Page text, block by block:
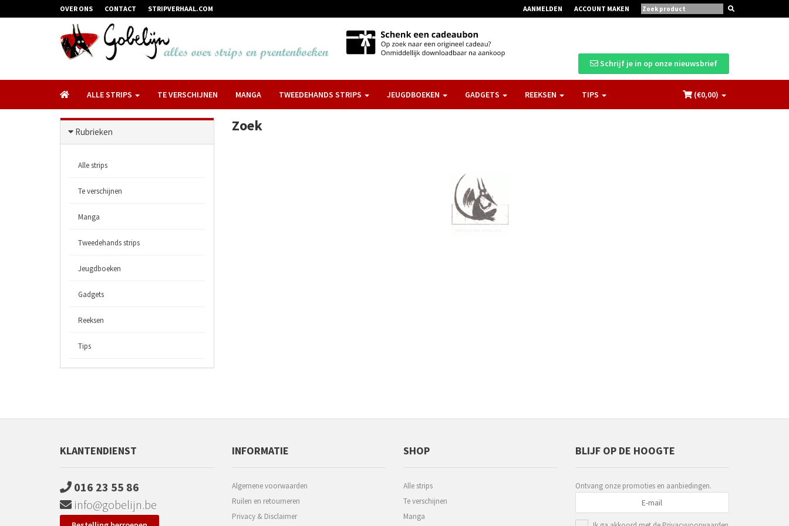
OVER ONS CONTACT STRIPVERHAAL.COM AANMELDEN ACCOUNT MAKEN
Schrijf je in op onze nieuwsbrief
ALLE STRIPS TE VERSCHIJNEN MANGA TWEEDEHANDS STRIPS JEUGDBOEKEN GADGETS REEKSEN TIPS (€0,00)
Rubrieken
Alle strips
Te verschijnen
Manga
Tweedehands strips
Jeugdboeken
Gadgets
Reeksen
Tips
Zoek
KLANTENDIENST
016 23 55 86
info@gobelijn.be
INFORMATIE
Algemene voorwaarden
Ruilen en retourneren
Privacy & Disclaimer
SHOP
Alle strips
Te verschijnen
Manga
BLIJF OP DE HOOGTE
Ontvang onze promoties en aanbiedingen.